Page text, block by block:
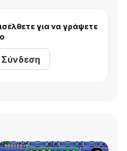
για να γράψετε
Σύνδεση